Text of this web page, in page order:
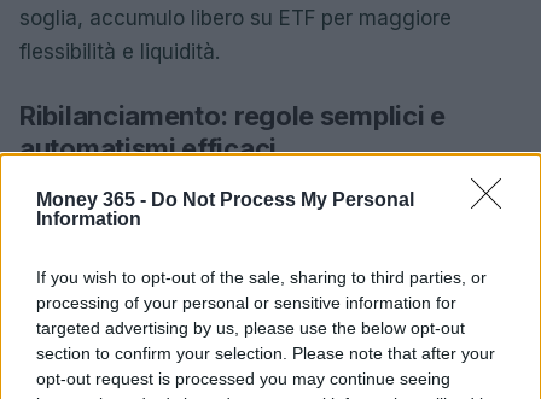
Money 365 - Do Not Process My Personal
Information
If you wish to opt-out of the sale, sharing to third parties, or
processing of your personal or sensitive information for
targeted advertising by us, please use the below opt-out
section to confirm your selection. Please note that after your
opt-out request is processed you may continue seeing
soglia, accumulo libero su ETF per maggiore
flessibilità e liquidità.
Ribilanciamento: regole semplici e
automatismi efficaci
Due approcci funzionano bene: ilribilanciamento
periodico(annuale o semestrale) e quello a
punti percentuali dal target). Per ridurre l’impatto
fiscale, privilegiare ribilanciamenti tramitenuovi
acquisti nel PAC, acquistando l’asset sottopeso e